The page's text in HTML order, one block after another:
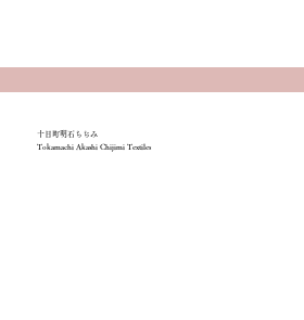
十日町明石ちぢみ
Tokamachi Akashi Chijimi Textiles